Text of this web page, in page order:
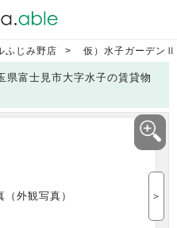
ふじみ野店 仮）水子ガーデン
富士見市大字水子の賃貸物
＞